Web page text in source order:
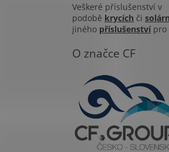
Veškeré příslušenství v
podobě krycích či
jiného příslušenství pro
O značce CF